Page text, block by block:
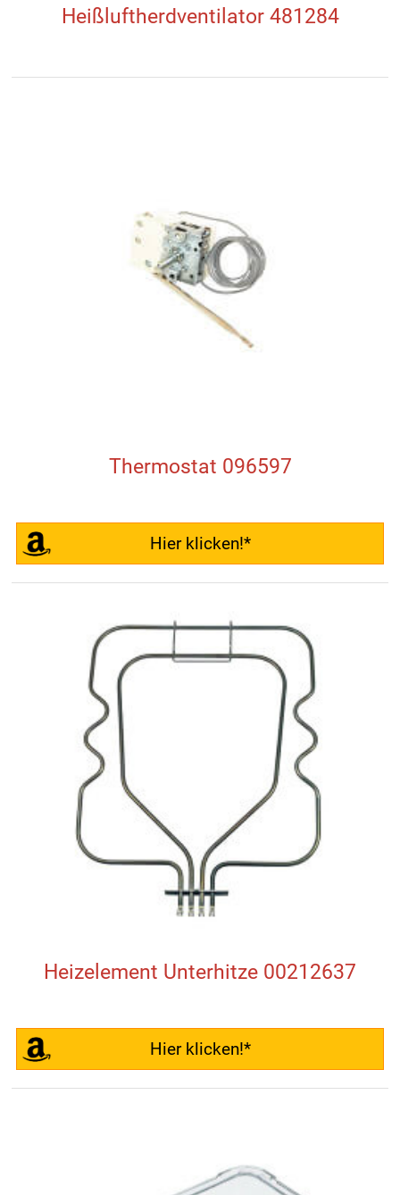
Heißluftherdventilator 481284
Thermostat 096597
Hier klicken!*
Heizelement Unterhitze 00212637
Hier klicken!*